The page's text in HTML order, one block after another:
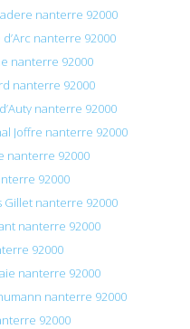
nanterre 92000
nanterre 92000
nanterre 92000
nanterre 92000
nanterre 92000
Joffre nanterre 92000
nanterre 92000
92000
Gillet nanterre 92000
nanterre 92000
92000
nanterre 92000
nanterre 92000
92000